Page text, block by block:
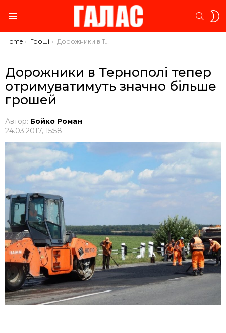
You are here:
Home Гроші Дорожники в Тернополі тепер отримуватимуть значно більше грошей
Дорожники в Тернополі тепер
отримуватимуть значно більше
грошей
Автор: Бойко Роман
24.03.2017, 15:58